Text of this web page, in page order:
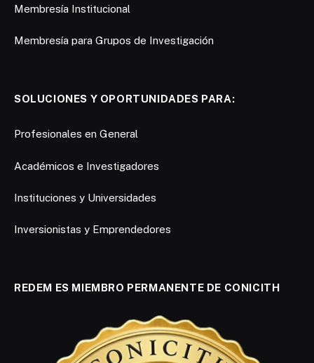
Membresía Institucional
Membresía para Grupos de Investigación
SOLUCIONES Y OPORTUNIDADES PARA:
Profesionales en General
Académicos e Investigadores
Instituciones y Universidades
Inversionistas y Emprendedores
REDEM ES MIEMBRO PERMANENTE DE CONICITH